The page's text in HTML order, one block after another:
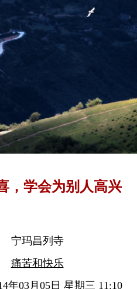
，学会为别人高兴
宁玛昌列寺
痛苦和快乐
年03月05日 星期三 11:10